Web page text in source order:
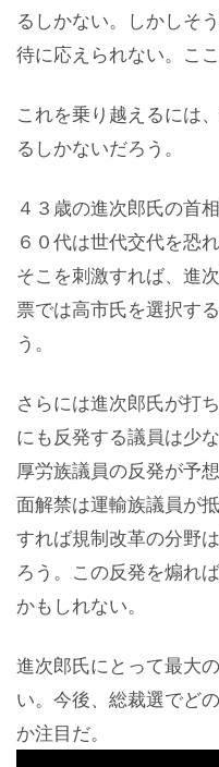
るしかない。しかしそ
待に応えられない。こ
これを乗り越えるには
るしかないだろう。
４３歳の進次郎氏の首
６０代は世代交代を恐
そこを刺激すれば、進
票では高市氏を選択す
う。
さらには進次郎氏が打
にも反発する議員は少
厚労族議員の反発が予
面解禁は運輸族議員が
すれば規制改革の分野
ろう。この反発を煽れ
かもしれない。
進次郎氏にとって最大
い。今後、総裁選でど
か注目だ。